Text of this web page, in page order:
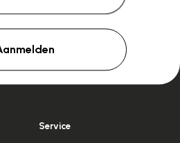
Service